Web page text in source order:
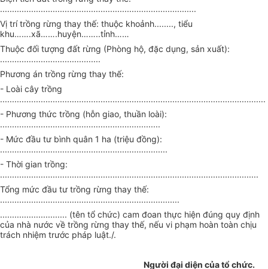
..................................................................................
Vị trí trồng rừng thay thế: thuộc khoảnh........, tiểu
khu…….xã…….huyện……..tỉnh……
Thuộc đối tượng đất rừng (Phòng hộ, đặc dụng, sản xuất):
..........................................
Phương án trồng rừng thay thế:
- Loài cây trồng
...............................................................................................................
- Phương thức trồng (hỗn giao, thuần loài):
...................................................................
- Mức đầu tư bình quân 1 ha (triệu đồng):
......................................................................
- Thời gian trồng:
............................................................................................................
Tổng mức đầu tư trồng rừng thay thế:
...........................................................................
............................ (tên tổ chức) cam đoan thực hiện đúng quy định
của nhà nước về trồng rừng thay thế, nếu vi phạm hoàn toàn chịu
trách nhiệm trước pháp luật./.
Người đại diện của tổ chức.